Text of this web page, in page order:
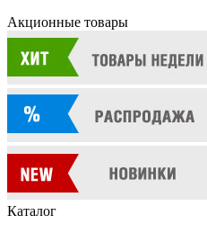
Акционные товары
Каталог